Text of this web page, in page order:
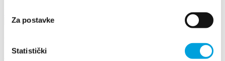
Za postavke
Statistički